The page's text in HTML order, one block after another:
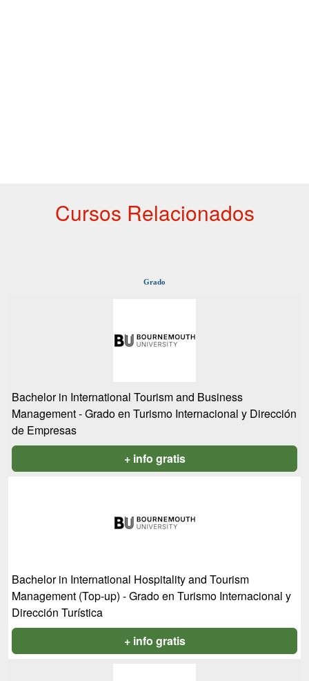
Cursos Relacionados
Grado
Bachelor in International Tourism and Business
Management - Grado en Turismo Internacional y Dirección
de Empresas
+ info gratis
Bachelor in International Hospitality and Tourism
Management (Top-up) - Grado en Turismo Internacional y
Dirección Turística
+ info gratis